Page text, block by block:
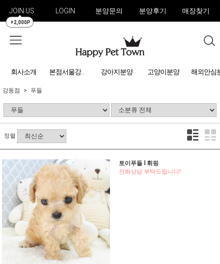
JOIN US
+2,000P
LOGIN 분양문의 분양후기 매장찾기
회사소개 본점서울강아지분양 강아지분양 고양이분양 해외안심
강동점 푸들
정렬
토이푸들 l 휘핑
전화상담 부탁드립니다!